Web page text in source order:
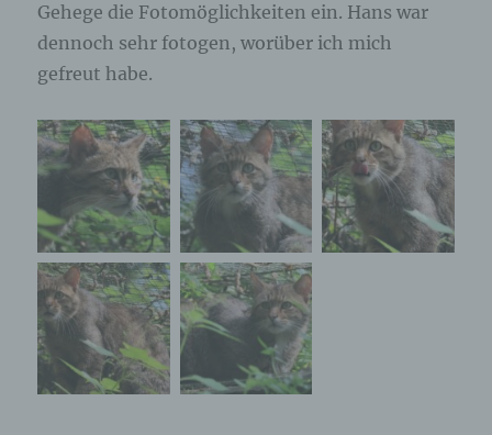
Gehege die Fotomöglichkeiten ein. Hans war
dennoch sehr fotogen, worüber ich mich
gefreut habe.